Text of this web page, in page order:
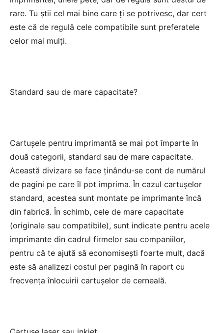
rare. Tu știi cel mai bine care ți se potrivesc, dar cert
este că de regulă cele compatibile sunt preferatele
celor mai mulți.
Standard sau de mare capacitate?
Cartușele pentru imprimantă se mai pot împarte în
două categorii, standard sau de mare capacitate.
Această divizare se face ținându-se cont de numărul
de pagini pe care îl pot imprima. În cazul cartușelor
standard, acestea sunt montate pe imprimante încă
din fabrică. În schimb, cele de mare capacitate
(originale sau compatibile), sunt indicate pentru acele
imprimante din cadrul firmelor sau companiilor,
pentru că te ajută să economisești foarte mult, dacă
este să analizezi costul per pagină în raport cu
frecvența înlocuirii cartușelor de cerneală.